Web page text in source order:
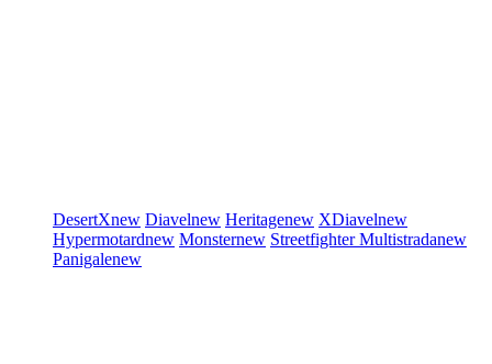
DesertXnew Diavelnew Heritagenew XDiavelnew
Hypermotardnew Monsternew StreetfighterMultistradanew
Panigalenew